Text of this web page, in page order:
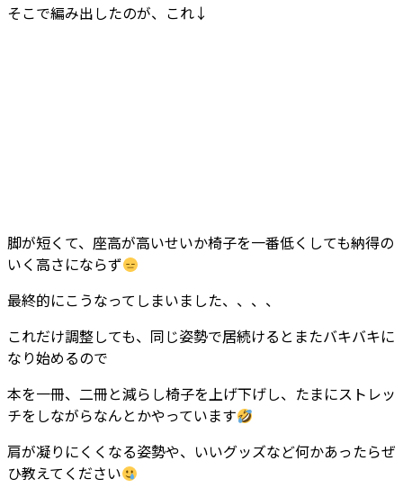
そこで編み出したのが、これ↓
脚が短くて、座高が高いせいか椅子を一番低くしても納得の
いく高さにならず
最終的にこうなってしまいました、、、、
これだけ調整しても、同じ姿勢で居続けるとまたバキバキに
なり始めるので
本を一冊、二冊と減らし椅子を上げ下げし、たまにストレッ
チをしながらなんとかやっています
肩が凝りにくくなる姿勢や、いいグッズなど何かあったらぜ
ひ教えてください